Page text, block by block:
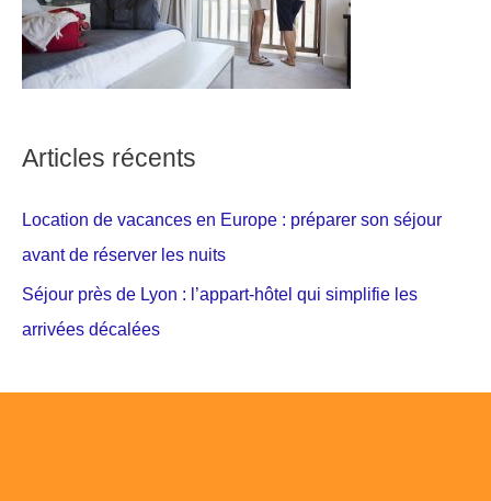
Articles récents
Location de vacances en Europe : préparer son séjour
avant de réserver les nuits
Séjour près de Lyon : l’appart-hôtel qui simplifie les
arrivées décalées